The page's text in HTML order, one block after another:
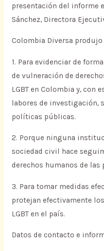
presentación del informe
Sánchez, Directora
Colombia Diversa
1. Para evidenciar de
de vulneración de
LGBT en Colombia y, con
labores de investigación,
políticas públicas.
2. Porque ninguna
sociedad civil hace
derechos humanos de las
3. Para tomar medidas
protejan efectivamente
LGBT en el país.
Datos de contacto e